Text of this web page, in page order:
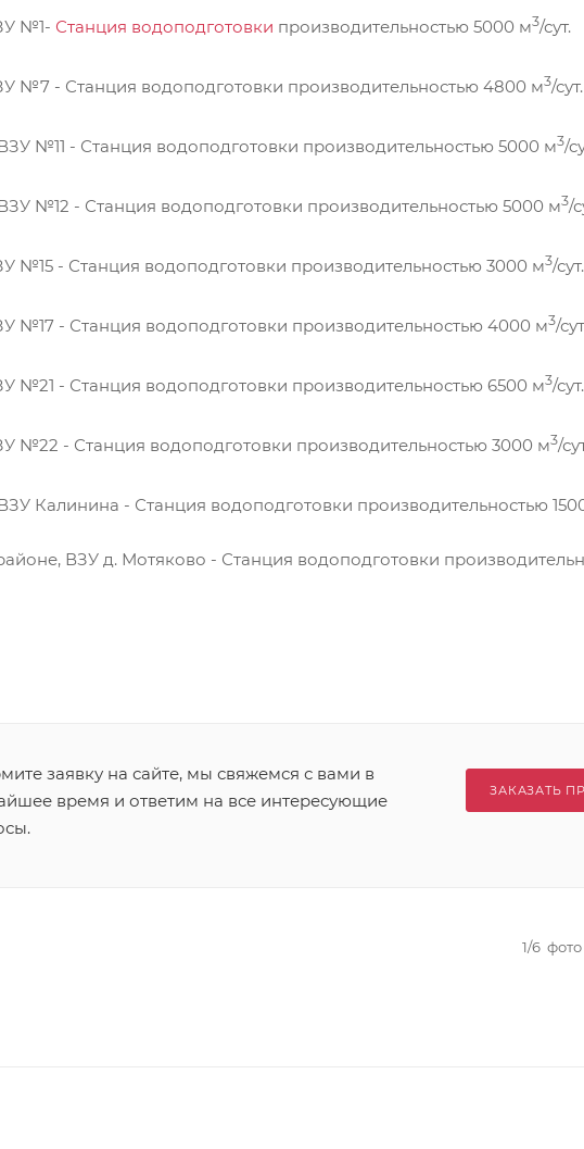
№1- Станция водоподготовки производительностью 5000 м3/сут.
№7 - Станция водоподготовки производительностью 4800 м3/сут.
№11 - Станция водоподготовки производительностью 5000 м3/
№12 - Станция водоподготовки производительностью 5000 м3/
№15 - Станция водоподготовки производительностью 3000 м3/сут.
№17 - Станция водоподготовки производительностью 4000 м3/
№21 - Станция водоподготовки производительностью 6500 м3/сут.
№22 - Станция водоподготовки производительностью 3000 м3/
Калинина - Станция водоподготовки производительностью
ВЗУ д. Мотяково - Станция водоподготовки
заявку на сайте, мы свяжемся с вами в
время и ответим на все интересующие
ЗАКАЗАТЬ
1/6 фото